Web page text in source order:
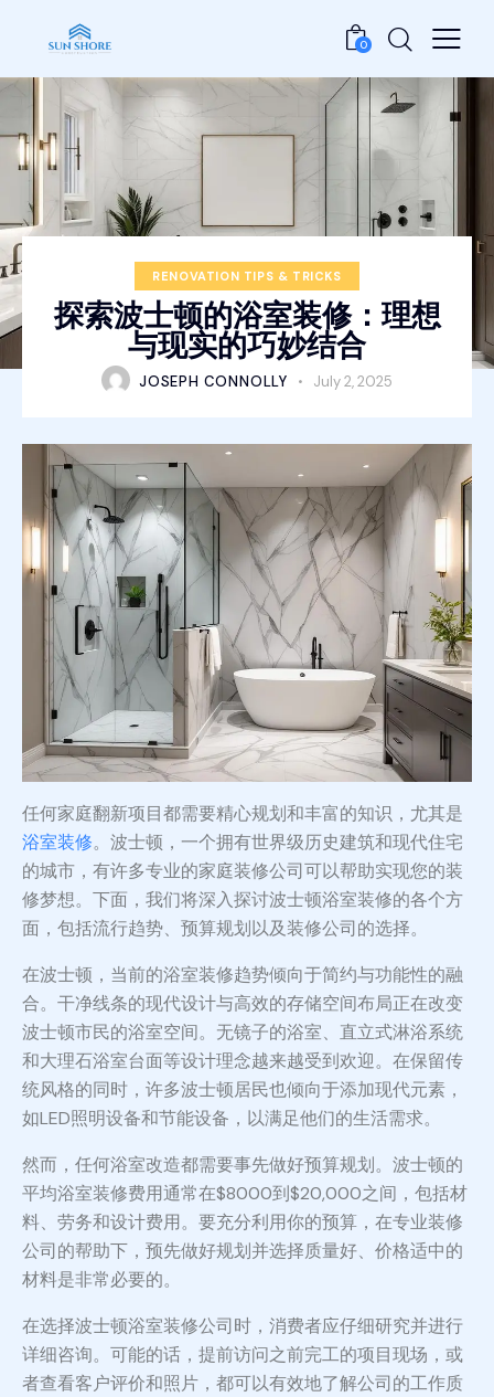
0
RENOVATION TIPS & TRICKS
探索波士顿的浴室装修：理想
与现实的巧妙结合
JOSEPH CONNOLLY July 2, 2025
任何家庭翻新项目都需要精心规划和丰富的知识，尤其是
浴室装修。波士顿，一个拥有世界级历史建筑和现代住宅
的城市，有许多专业的家庭装修公司可以帮助实现您的装
修梦想。下面，我们将深入探讨波士顿浴室装修的各个方
面，包括流行趋势、预算规划以及装修公司的选择。
在波士顿，当前的浴室装修趋势倾向于简约与功能性的融
合。干净线条的现代设计与高效的存储空间布局正在改变
波士顿市民的浴室空间。无镜子的浴室、直立式淋浴系统
和大理石浴室台面等设计理念越来越受到欢迎。在保留传
统风格的同时，许多波士顿居民也倾向于添加现代元素，
如LED照明设备和节能设备，以满足他们的生活需求。
然而，任何浴室改造都需要事先做好预算规划。波士顿的
平均浴室装修费用通常在$8000到$20,000之间，包括材
料、劳务和设计费用。要充分利用你的预算，在专业装修
公司的帮助下，预先做好规划并选择质量好、价格适中的
材料是非常必要的。
在选择波士顿浴室装修公司时，消费者应仔细研究并进行
详细咨询。可能的话，提前访问之前完工的项目现场，或
者查看客户评价和照片，都可以有效地了解公司的工作质